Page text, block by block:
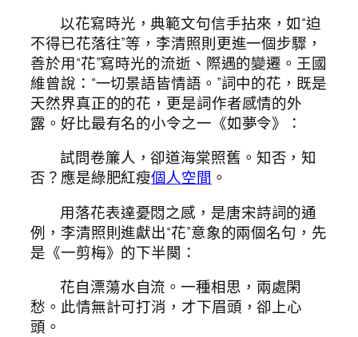
以花寫時光，典範文句信手拈來，如“迫
不得已花落往”等，李清照則更進一個步驟，
善於用“花”寫時光的流逝、際遇的變遷。王國
維曾說：“一切景語皆情語。”詞中的花，既是
天然界真正的的花，更是詞作者感情的外
露。好比最有名的小令之一《如夢令》：
試問卷簾人，卻道海棠照舊。知否，知
否？應是綠肥紅瘦個人空間 。
用落花表達憂悶之感，是唐宋詩詞的通
例，李清照則進獻出“花”意象的兩個名句，先
是《一剪梅》的下半闋：
花自漂蕩水自流。一種相思，兩處閑
愁。此情無計可打消，才下眉頭，卻上心
頭。